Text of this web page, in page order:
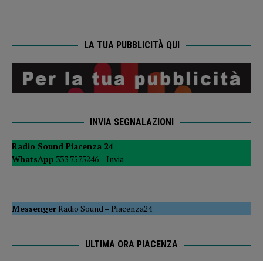
LA TUA PUBBLICITÀ QUI
INVIA SEGNALAZIONI
Radio Sound Piacenza 24
WhatsApp 333 7575246 – Invia
MessengerRadio Sound –Piacenza24
ULTIMA ORA PIACENZA